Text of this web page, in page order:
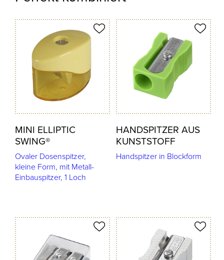
MINI ELLIPTIC
SWING®
Ovaler Dosenspitzer,
kleine Form, mit Metall-
Einbauspitzer, 1 Loch
merken
HANDSPITZER AUS
KUNSTSTOFF
Handspitzer in Blockform
Produkt merken
merken Produkt merken